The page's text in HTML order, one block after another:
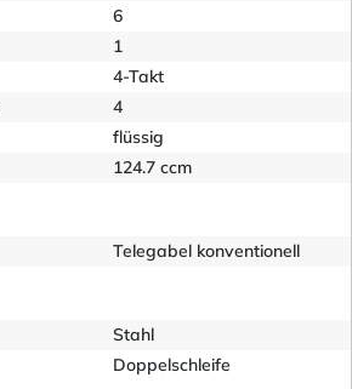
6
1
4-Takt
4
flüssig
124.7 ccm
Telegabel konventionell
Stahl
Doppelschleife